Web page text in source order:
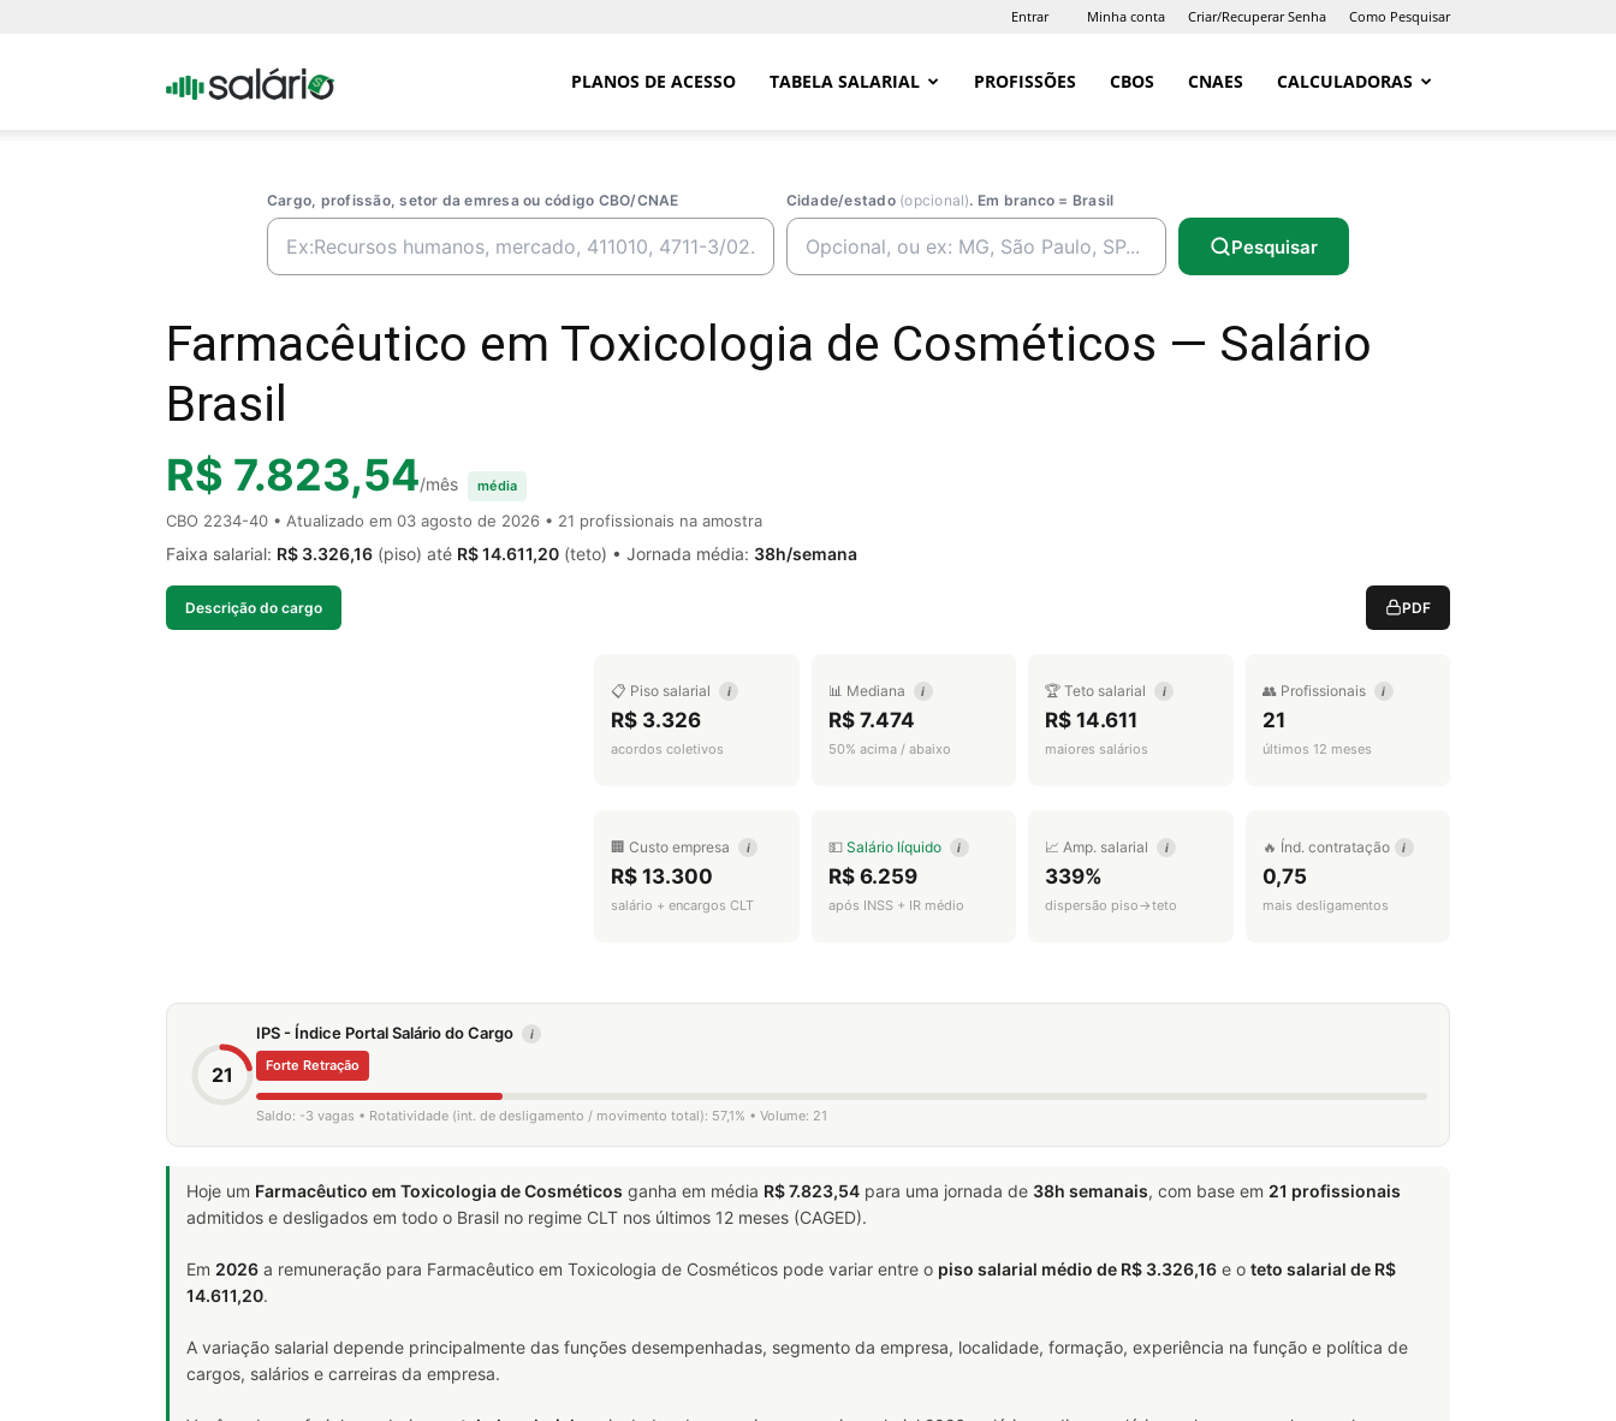
Entrar Minha conta Criar/Recuperar Senha Como Pesquisar
Portal PLANOS DE ACESSO TABELA SALARIAL PROFISSÕES CBOS CNAES CALCULADORAS
Cargo, profissão, setor da emresa ou código CBO/CNAE Cidade/estado (opcional). Em branco = Brasil
Pesquisar
Farmacêutico em Toxicologia de Cosméticos — Salário
Brasil
R$ 7.823,54/mês média
CBO 2234-40 • Atualizado em 03 agosto de 2026 • 21 profissionais na amostra
Faixa salarial: R$ 3.326,16 (piso) até R$ 14.611,20 (teto) • Jornada média: 38h/semana
Descrição do cargo PDF
📋 Piso salarial i
R$ 3.326
acordos coletivos
📊 Mediana i
R$ 7.474
50% acima / abaixo
🏆 Teto salarial i
R$ 14.611
maiores salários
👥 Profissionais i
21
últimos 12 meses
🏢 Custo empresa i
R$ 13.300
salário + encargos CLT
💵 Salário líquido i
R$ 6.259
após INSS + IR médio
📈 Amp. salarial i
339%
dispersão piso→teto
🔥 Índ. contratação i
0,75
mais desligamentos
21
IPS - Índice Portal Salário do Cargo i
Forte Retração
Saldo: -3 vagas • Rotatividade (int. de desligamento / movimento total): 57,1% • Volume: 21
Hoje um Farmacêutico em Toxicologia de Cosméticos ganha em média R$ 7.823,54 para uma jornada de 38h semanais, com base em 21 profissionais
admitidos e desligados em todo o Brasil no regime CLT nos últimos 12 meses (CAGED).
Em 2026 a remuneração para Farmacêutico em Toxicologia de Cosméticos pode variar entre o piso salarial médio de R$ 3.326,16 e o teto salarial de R$
14.611,20.
A variação salarial depende principalmente das funções desempenhadas, segmento da empresa, localidade, formação, experiência na função e política de
cargos, salários e carreiras da empresa.